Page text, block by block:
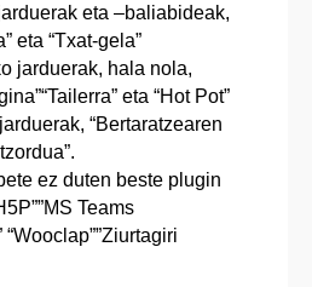
eta –baliabideak,
eta “Txat-gela”
jarduerak, hala nola,
eta “Hot Pot”
“Bertaratzearen
ez duten beste plugin
Teams